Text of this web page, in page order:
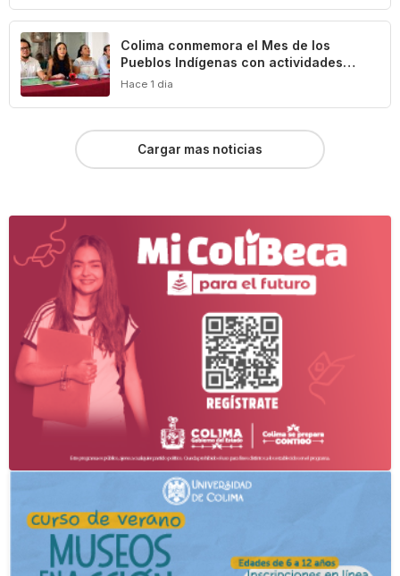
Colima conmemora el Mes de los
Pueblos Indígenas con actividades
culturales y académicas
Hace 1 dia
Cargar mas noticias